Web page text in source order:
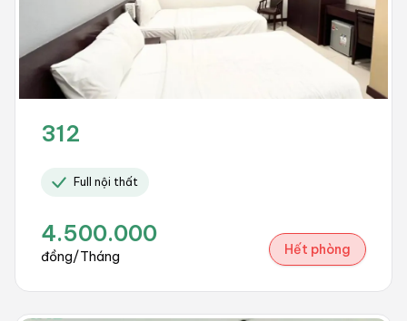
312
Full nội thất
4.500.000
đồng/Tháng Hết phòng